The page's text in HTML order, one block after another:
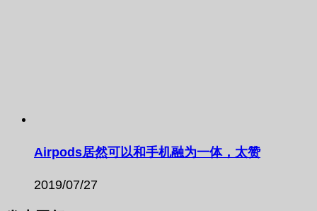
Airpods居然可以和手机融为一体，太赞
2019/07/27